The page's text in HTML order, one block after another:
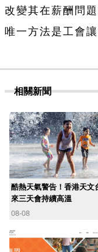
改變其在薪酬問
唯一方法是工會讓
相關新聞
酷熱天氣警告！香港天文
來三天會持續高溫
08-08